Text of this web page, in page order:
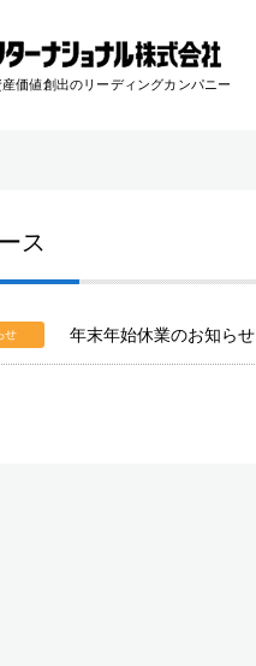
価値創出のリーディングカンパニー
ス
せ 年末年始休業のお知らせ